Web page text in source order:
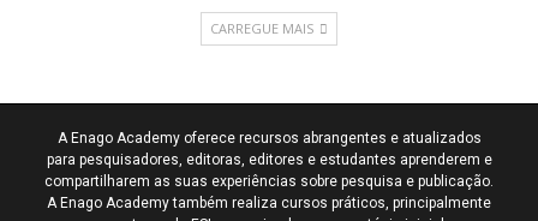
CARREGUE MAIS
A Enago Academy oferece recursos abrangentes e atualizados
para pesquisadores, editoras, editores e estudantes aprenderem e
compartilharem as suas experiências sobre pesquisa e publicação.
A Enago Academy também realiza cursos práticos, principalmente